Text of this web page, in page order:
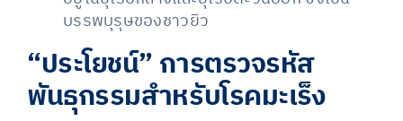
บรรพบุรุษของชาวยิว
“ประโยชน์”การตรวจรหัส
พันธุกรรมสำหรับโรคมะเร็ง